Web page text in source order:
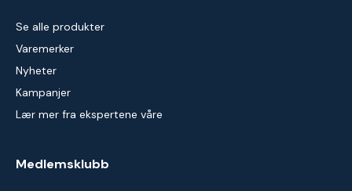
Se alle produkter
Varemerker
Nyheter
Kampanjer
Lær mer fra ekspertene våre
Medlemsklubb